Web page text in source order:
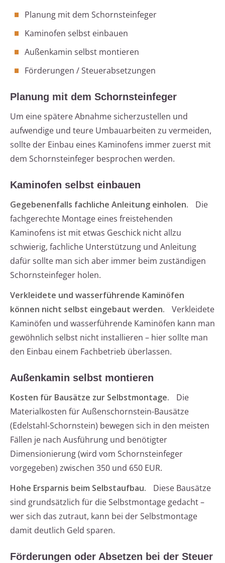
Planung mit dem Schornsteinfeger
Kaminofen selbst einbauen
Außenkamin selbst montieren
Förderungen / Steuerabsetzungen
Planung mit dem Schornsteinfeger
Um eine spätere Abnahme sicherzustellen und
aufwendige und teure Umbauarbeiten zu vermeiden,
sollte der Einbau eines Kaminofens immer zuerst mit
dem Schornsteinfeger besprochen werden.
Kaminofen selbst einbauen
Gegebenenfalls fachliche Anleitung einholen.
Die
fachgerechte Montage eines freistehenden
Kaminofens ist mit etwas Geschick nicht allzu
schwierig, fachliche Unterstützung und Anleitung
dafür sollte man sich aber immer beim zuständigen
Schornsteinfeger holen.
Verkleidete und wasserführende Kaminöfen
können nicht selbst eingebaut werden.
Verkleidete
Kaminöfen und wasserführende Kaminöfen kann man
gewöhnlich selbst nicht installieren – hier sollte man
den Einbau einem Fachbetrieb überlassen.
Außenkamin selbst montieren
Kosten für Bausätze zur Selbstmontage.
Die
Materialkosten für Außenschornstein-Bausätze
(Edelstahl-Schornstein) bewegen sich in den meisten
Fällen je nach Ausführung und benötigter
Dimensionierung (wird vom Schornsteinfeger
vorgegeben) zwischen 350 und 650 EUR.
Hohe Ersparnis beim Selbstaufbau.
Diese Bausätze
sind grundsätzlich für die Selbstmontage gedacht –
wer sich das zutraut, kann bei der Selbstmontage
damit deutlich Geld sparen.
Förderungen oder Absetzen bei der Steuer